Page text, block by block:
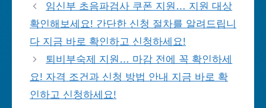
임신부 초음파검사 쿠폰 지원… 지원 대상
확인해보세요! 간단한 신청 절차를 알려드립니
다 지금 바로 확인하고 신청하세요!
퇴비부숙제 지원… 마감 전에 꼭 확인하세
요! 자격 조건과 신청 방법 안내 지금 바로 확
인하고 신청하세요!